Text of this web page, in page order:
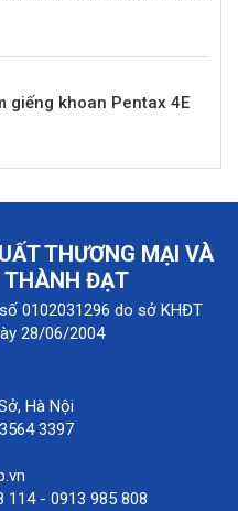
giếng khoan Pentax 4E
THƯƠNG MẠI VÀ
THÀNH ĐẠT
0102031296 do sở KHĐT
28/06/2004
Hà Nội
3397
114 - 0913 985 808